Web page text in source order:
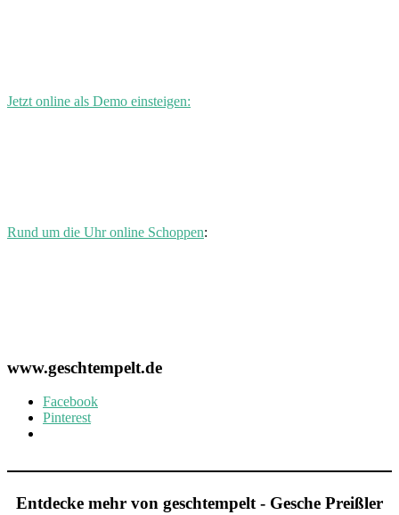
Jetzt online als Demo einsteigen:
Rund um die Uhr online Schoppen:
www.geschtempelt.de
Facebook
Pinterest
Entdecke mehr von geschtempelt - Gesche Preißler